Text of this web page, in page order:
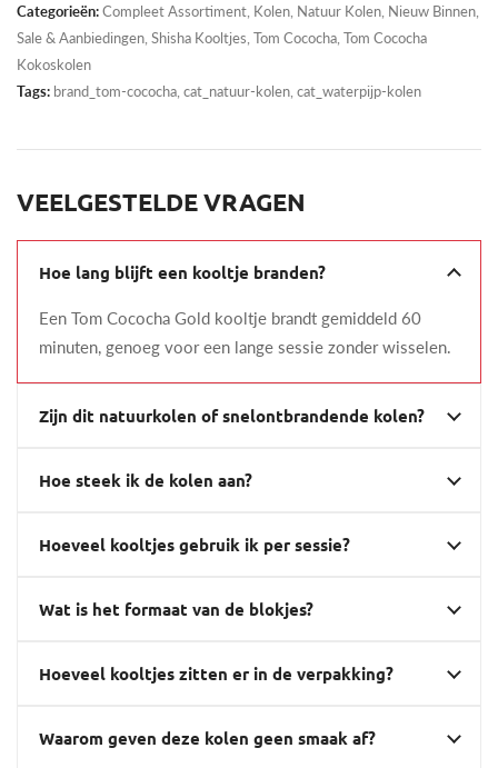
Categorieën:Compleet Assortiment Kolen Natuur Kolen Nieuw Binnen
Sale & Aanbiedingen Shisha Kooltjes Tom Cococha Tom Cococha
Kokoskolen
Tags: brand_tom-cococha, cat_natuur-kolen, cat_waterpijp-kolen
VEELGESTELDE VRAGEN
Hoe lang blijft een kooltje branden?
Een Tom Cococha Gold kooltje brandt gemiddeld 60
minuten, genoeg voor een lange sessie zonder wisselen.
Zijn dit natuurkolen of snelontbrandende kolen?
Hoe steek ik de kolen aan?
Hoeveel kooltjes gebruik ik per sessie?
Wat is het formaat van de blokjes?
Hoeveel kooltjes zitten er in de verpakking?
Waarom geven deze kolen geen smaak af?